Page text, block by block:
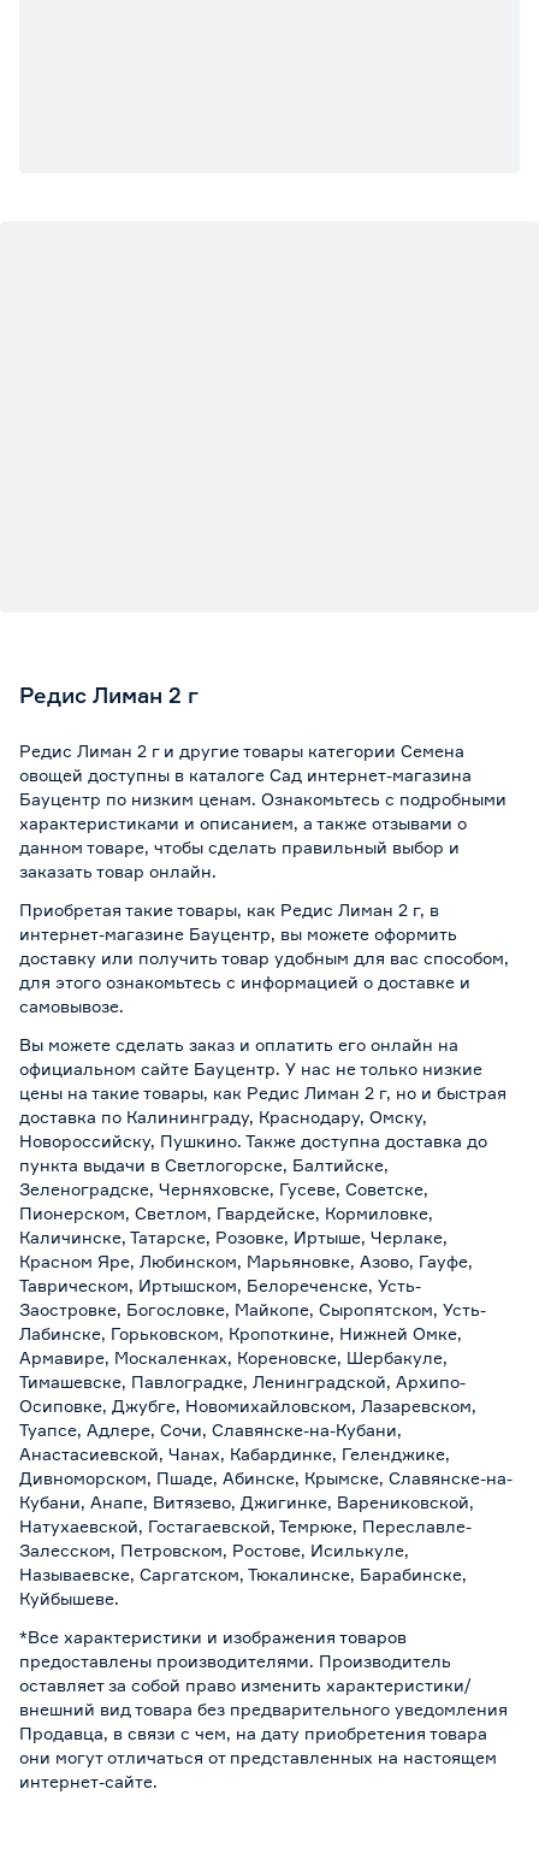
Редис Лиман 2 г
Редис Лиман 2 г и другие товары категории Семена
овощей доступны в каталоге Сад интернет-магазина
Бауцентр по низким ценам. Ознакомьтесь с подробными
характеристиками и описанием, а также отзывами о
данном товаре, чтобы сделать правильный выбор и
заказать товар онлайн.
Приобретая такие товары, как Редис Лиман 2 г, в
интернет-магазине Бауцентр, вы можете оформить
доставку или получить товар удобным для вас способом,
для этого ознакомьтесь с информацией о доставке и
самовывозе.
Вы можете сделать заказ и оплатить его онлайн на
официальном сайте Бауцентр. У нас не только низкие
цены на такие товары, как Редис Лиман 2 г, но и быстрая
доставка по Калининграду, Краснодару, Омску,
Новороссийску, Пушкино. Также доступна доставка до
пункта выдачи в Светлогорске, Балтийске,
Зеленоградске, Черняховске, Гусеве, Советске,
Пионерском, Светлом, Гвардейске, Кормиловке,
Каличинске, Татарске, Розовке, Иртыше, Черлаке,
Красном Яре, Любинском, Марьяновке, Азово, Гауфе,
Таврическом, Иртышском, Белореченске, Усть-
Заостровке, Богословке, Майкопе, Сыропятском, Усть-
Лабинске, Горьковском, Кропоткине, Нижней Омке,
Армавире, Москаленках, Кореновске, Шербакуле,
Тимашевске, Павлоградке, Ленинградской, Архипо-
Осиповке, Джубге, Новомихайловском, Лазаревском,
Туапсе, Адлере, Сочи, Славянске-на-Кубани,
Анастасиевской, Чанах, Кабардинке, Геленджике,
Дивноморском, Пшаде, Абинске, Крымске, Славянске-на-
Кубани, Анапе, Витязево, Джигинке, Варениковской,
Натухаевской, Гостагаевской, Темрюке, Переславле-
Залесском, Петровском, Ростове, Исилькуле,
Называевске, Саргатском, Тюкалинске, Барабинске,
Куйбышеве.
*Все характеристики и изображения товаров
предоставлены производителями. Производитель
оставляет за собой право изменить характеристики/
внешний вид товара без предварительного уведомления
Продавца, в связи с чем, на дату приобретения товара
они могут отличаться от представленных на настоящем
интернет-сайте.